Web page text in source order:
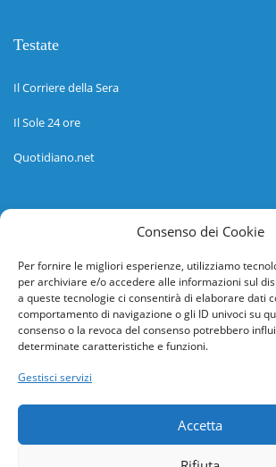
Consenso dei Cookie
Per fornire le migliori esperienze, utilizziamo
per archiviare e/o accedere alle informazioni sul
a queste tecnologie ci consentirà di elaborare dati
comportamento di navigazione o gli ID univoci su
consenso o la revoca del consenso potrebbero
determinate caratteristiche e funzioni.
Gestisci servizi
Accetta
Testate
Il Corriere della Sera
Il Sole 24 ore
Quotidiano.net
Informazioni
Help desk
Guida rapida